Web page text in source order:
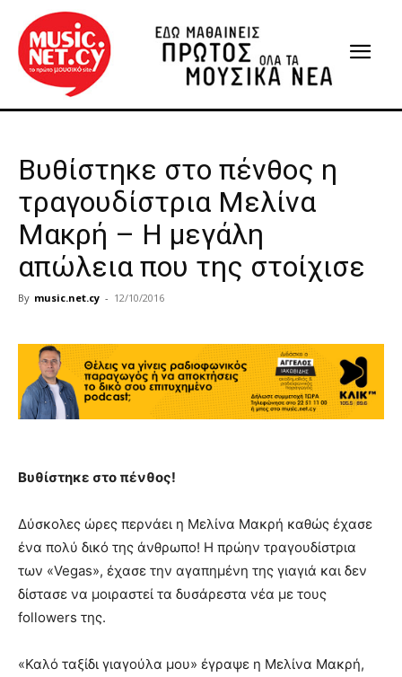
Βυθίστηκε στο πένθος η
τραγουδίστρια Μελίνα
Μακρή – Η μεγάλη
απώλεια που της στοίχισε
By music.net.cy - 12/10/2016
Βυθίστηκε στο πένθος!
Δύσκολες ώρες περνάει η Μελίνα Μακρή καθώς έχασε
ένα πολύ δικό της άνθρωπο! Η πρώην τραγουδίστρια
των «Vegas», έχασε την αγαπημένη της γιαγιά και δεν
δίστασε να μοιραστεί τα δυσάρεστα νέα με τους
followers της.
«Καλό ταξίδι γιαγούλα μου» έγραψε η Μελίνα Μακρή,